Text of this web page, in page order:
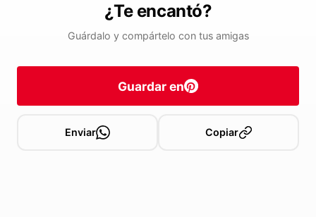
¿Te encantó?
Guárdalo y compártelo con tus amigas
Guardar en
Enviar Copiar